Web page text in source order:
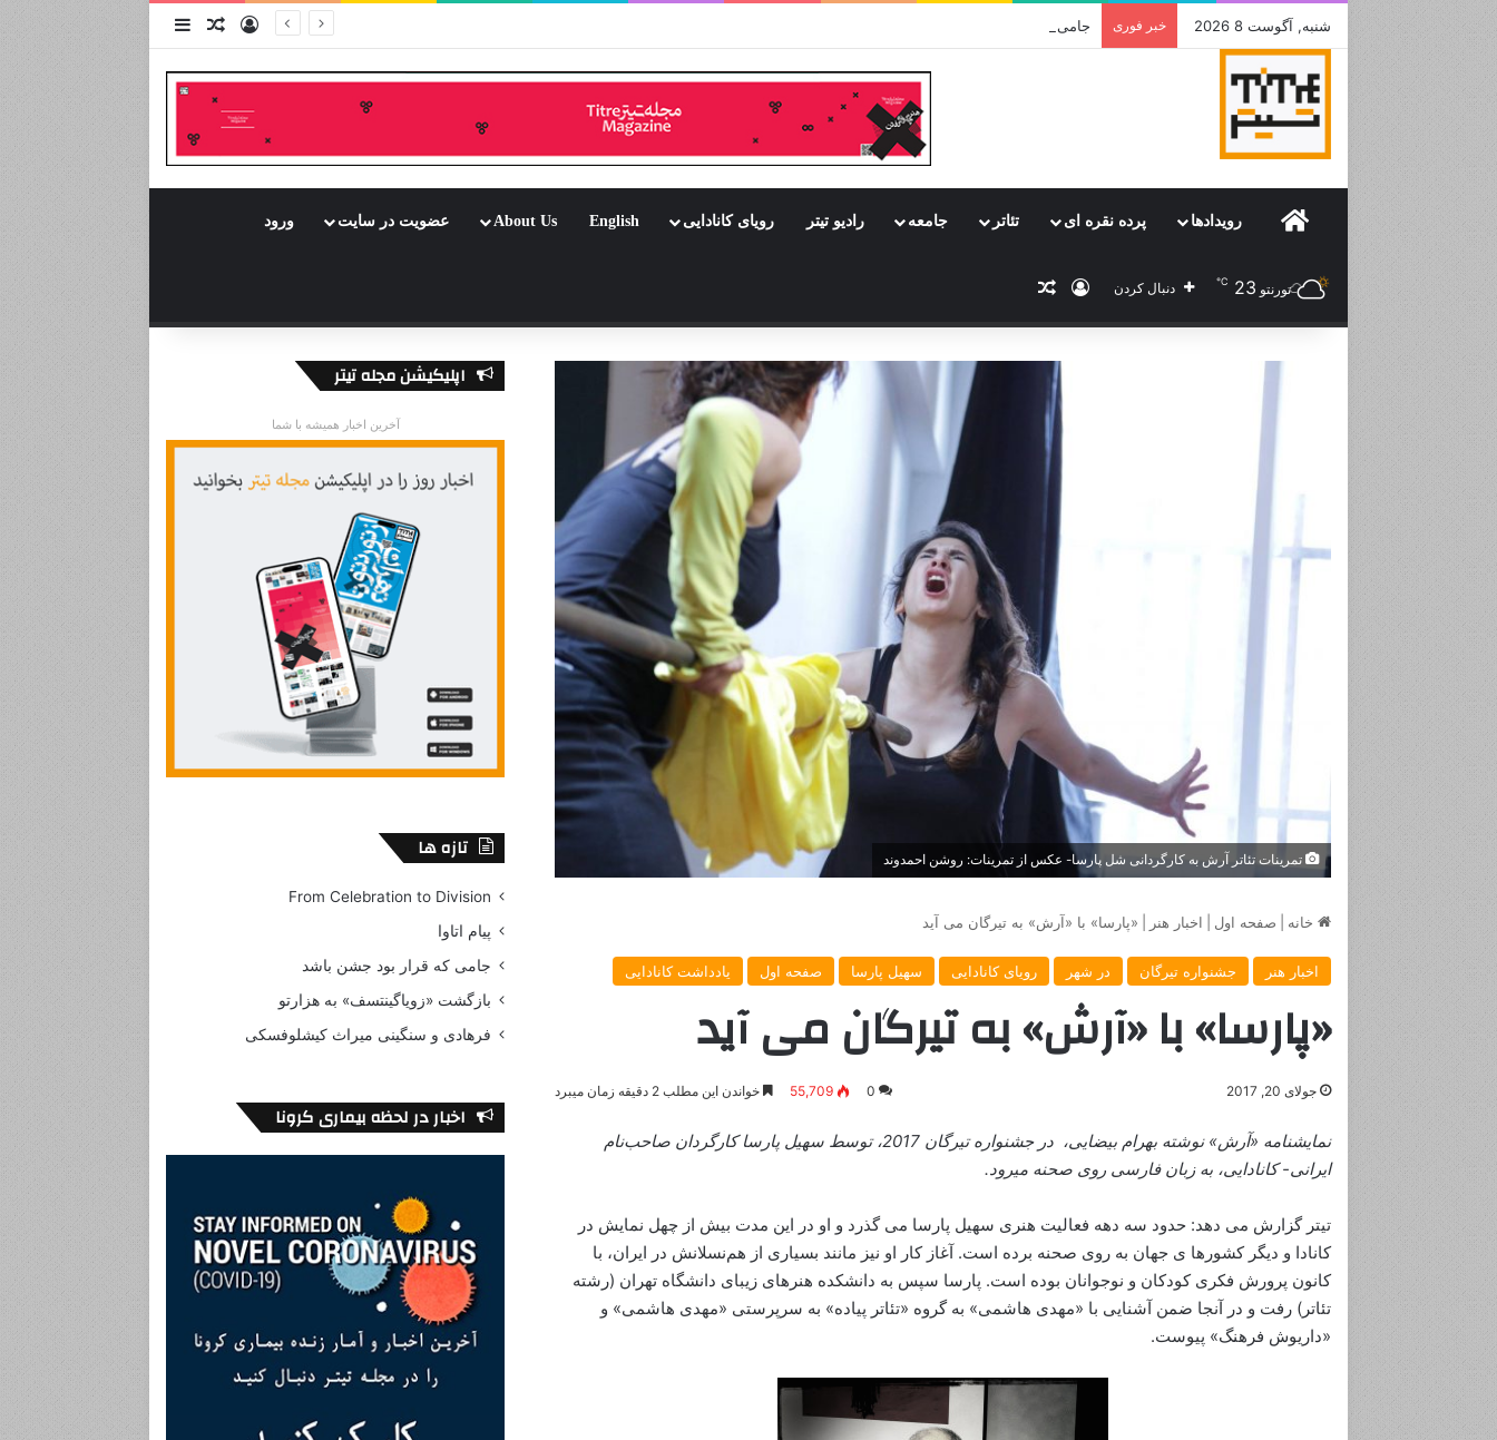
شنبه, آگوست 8 2026 خبر فوری جامی که قرار بود جشن باشد ورودنوشته تصادفی
سایدبار
Homeرویدادها پرده نقره ای تئاتر جامعه رادیو تیتر رویای کانادایی English
About Us عضویت در سایت ورود
تورنتو 23
℃ دنبال کردن ورود
تمرینات تئاتر آرش به کارگردانی شل پارسا- عکس از تمرینات: روشن احمدوند
خانه صفحه اول اخبار هنر «پارسا» با «آرش» به تیرگان می آید
اخبار هنر جشنواره تیرگان در شهر رویای کانادایی سهیل پارسا صفحه اول یادداشت کانادایی
«پارسا» با «آرش» به تیرگان می آید
جولای 20, 2017 0
55,709 خواندن این مطلب 2 دقیقه زمان میبرد
نمایشنامه «آرش» نوشته بهرام بیضایی، در جشنواره تیرگان 2017، توسط سهیل پارسا کارگردان صاحب‌نام
ایرانی- کانادایی، به زبان فارسی روی صحنه میرود.
تیتر گزارش می دهد: حدود سه دهه فعالیت هنری سهیل پارسا می گذرد و او در این مدت بیش از چهل نمایش در
کانادا و دیگر کشورها ی جهان به روی صحنه برده‌ است. آغاز کار او نیز مانند بسیاری از هم‌نسلانش در ایران، با
کانون پرورش فکری کودکان و نوجوانان بوده است. پارسا سپس به دانشکده هنرهای زیبای دانشگاه تهران (رشته
تئاتر) رفت و در آنجا ضمن آشنایی با «مهدی هاشمی» به گروه «تئاتر پیاده» به سرپرستی «مهدی هاشمی» و
«داریوش فرهنگ» پیوست.
اپلیکیشن مجله تیتر
آخرین اخبار همیشه با شما
تازه ها
From Celebration to Division
پیام اتاوا
جامی که قرار بود جشن باشد
بازگشت «زویاگینتسف» به هزارتو
فرهادی و سنگینی میراث کیشلوفسکی
اخبار در لحظه بیماری کرونا